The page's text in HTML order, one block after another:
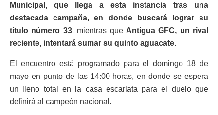
Municipal, que llega a esta instancia tras una
destacada campaña, en donde buscará lograr su
título número 33, mientras que Antigua GFC, un rival
reciente, intentará sumar su quinto aguacate.
El encuentro está programado para el domingo 18 de
mayo en punto de las 14:00 horas, en donde se espera
un lleno total en la casa escarlata para el duelo que
definirá al campeón nacional.